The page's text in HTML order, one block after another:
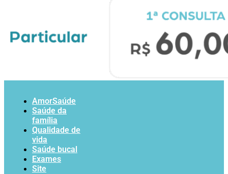
AmorSaúde
Saúde da
família
Qualidade de
vida
Saúde bucal
Exames
Site